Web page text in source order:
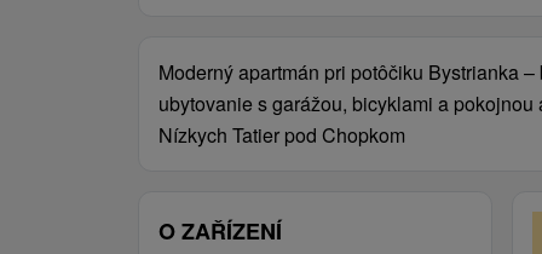
Moderný apartmán pri potôčiku Bystrianka
ubytovanie s garážou, bicyklami a pokojnou
Nízkych Tatier pod Chopkom
O ZAŘÍZENÍ